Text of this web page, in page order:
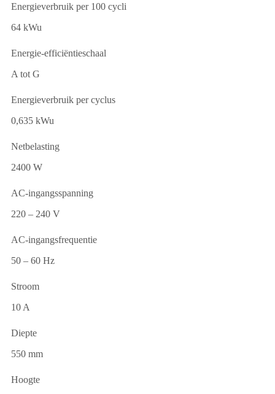
Energieverbruik per 100 cycli
64 kWu
Energie-efficiëntieschaal
A tot G
Energieverbruik per cyclus
0,635 kWu
Netbelasting
2400 W
AC-ingangsspanning
220 – 240 V
AC-ingangsfrequentie
50 – 60 Hz
Stroom
10 A
Diepte
550 mm
Hoogte